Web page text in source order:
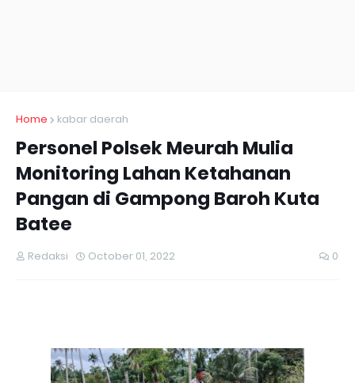
Home kabar daerah
Personel Polsek Meurah Mulia
Monitoring Lahan Ketahanan
Pangan di Gampong Baroh Kuta
Batee
Redaksi October 01, 2022 0